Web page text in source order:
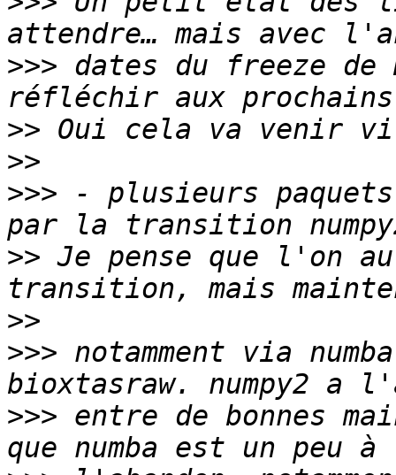
>>> dates du freeze
>>
>>
>>> - plusieurs
>> Je pense que l'on
>>
>>> notamment via
>>> entre de bonnes